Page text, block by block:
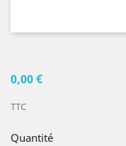
0,00 €
TTC
Quantité